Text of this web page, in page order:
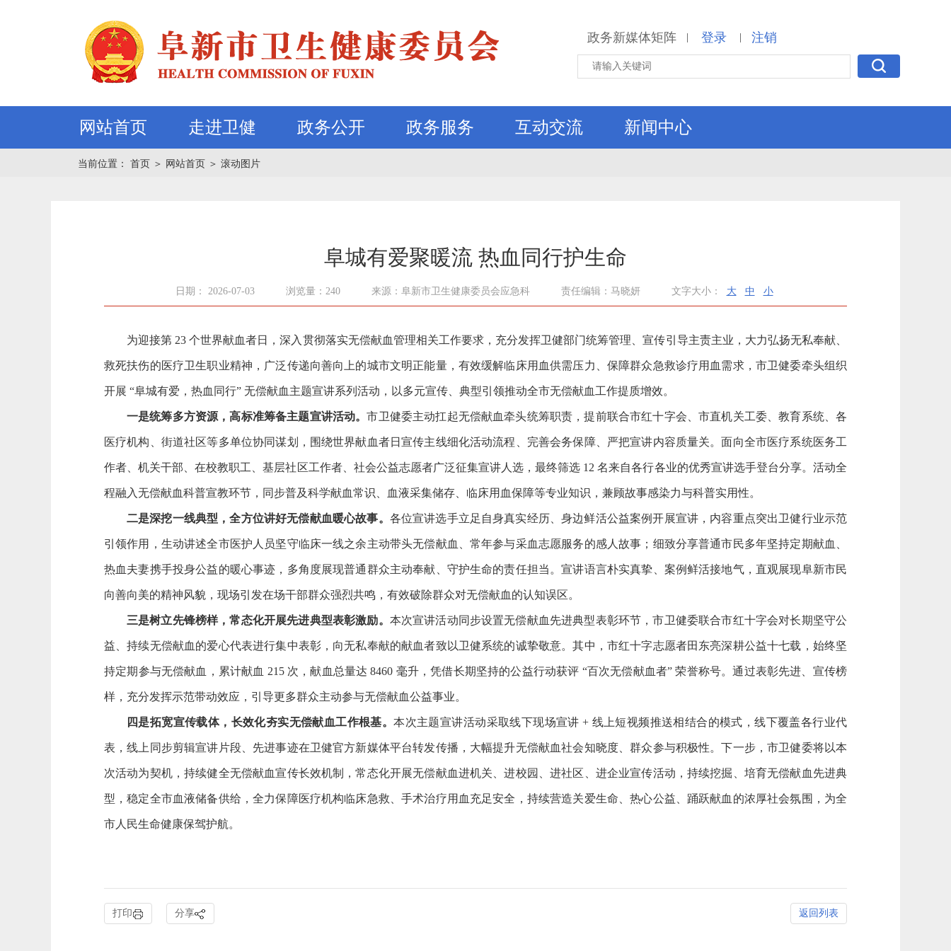
政务新媒体矩阵 | 登录 | 注销
网站首页 走进卫健 政务公开 政务服务 互动交流 新闻中心
当前位置： 首页 ＞ 网站首页 ＞ 滚动图片
阜城有爱聚暖流 热血同行护生命
日期： 2026-07-03 浏览量：240 来源：阜新市卫生健康委员会应急科 责任编辑：马晓妍 文字大小： 大 中 小
为迎接第 23 个世界献血者日，深入贯彻落实无偿献血管理相关工作要求，充分发挥卫健部门统筹管理、宣传引导主责主业，大力弘扬无私奉献、
救死扶伤的医疗卫生职业精神，广泛传递向善向上的城市文明正能量，有效缓解临床用血供需压力、保障群众急救诊疗用血需求，市卫健委牵头组织
开展 “阜城有爱，热血同行” 无偿献血主题宣讲系列活动，以多元宣传、典型引领推动全市无偿献血工作提质增效。
一是统筹多方资源，高标准筹备主题宣讲活动。市卫健委主动扛起无偿献血牵头统筹职责，提前联合市红十字会、市直机关工委、教育系统、各
医疗机构、街道社区等多单位协同谋划，围绕世界献血者日宣传主线细化活动流程、完善会务保障、严把宣讲内容质量关。面向全市医疗系统医务工
作者、机关干部、在校教职工、基层社区工作者、社会公益志愿者广泛征集宣讲人选，最终筛选 12 名来自各行各业的优秀宣讲选手登台分享。活动全
程融入无偿献血科普宣教环节，同步普及科学献血常识、血液采集储存、临床用血保障等专业知识，兼顾故事感染力与科普实用性。
二是深挖一线典型，全方位讲好无偿献血暖心故事。 各位宣讲选手立足自身真实经历、身边鲜活公益案例开展宣讲，内容重点突出卫健行业示范
引领作用，生动讲述全市医护人员坚守临床一线之余主动带头无偿献血、常年参与采血志愿服务的感人故事；细致分享普通市民多年坚持定期献血、
热血夫妻携手投身公益的暖心事迹，多角度展现普通群众主动奉献、守护生命的责任担当。宣讲语言朴实真挚、案例鲜活接地气，直观展现阜新市民
向善向美的精神风貌，现场引发在场干部群众强烈共鸣，有效破除群众对无偿献血的认知误区。
三是树立先锋榜样，常态化开展先进典型表彰激励。 本次宣讲活动同步设置无偿献血先进典型表彰环节，市卫健委联合市红十字会对长期坚守公
益、持续无偿献血的爱心代表进行集中表彰，向无私奉献的献血者致以卫健系统的诚挚敬意。其中，市红十字志愿者田东亮深耕公益十七载，始终坚
持定期参与无偿献血，累计献血 215 次，献血总量达 8460 毫升，凭借长期坚持的公益行动获评 “百次无偿献血者” 荣誉称号。通过表彰先进、宣传榜
样，充分发挥示范带动效应，引导更多群众主动参与无偿献血公益事业。
四是拓宽宣传载体，长效化夯实无偿献血工作根基。本次主题宣讲活动采取线下现场宣讲 + 线上短视频推送相结合的模式，线下覆盖各行业代
表，线上同步剪辑宣讲片段、先进事迹在卫健官方新媒体平台转发传播，大幅提升无偿献血社会知晓度、群众参与积极性。下一步，市卫健委将以本
次活动为契机，持续健全无偿献血宣传长效机制，常态化开展无偿献血进机关、进校园、进社区、进企业宣传活动，持续挖掘、培育无偿献血先进典
型，稳定全市血液储备供给，全力保障医疗机构临床急救、手术治疗用血充足安全，持续营造关爱生命、热心公益、踊跃献血的浓厚社会氛围，为全
市人民生命健康保驾护航。
打印 分享 返回列表